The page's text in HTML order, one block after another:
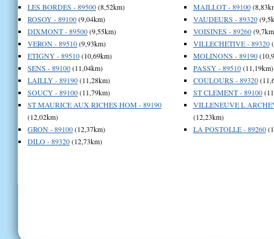
LES BORDES - 89500(8,52km)
ROSOY - 89100(9,04km)
DIXMONT - 89500(9,55km)
VERON - 89510(9,93km)
ETIGNY - 89510(10,69km)
SENS - 89100(11,04km)
LAILLY - 89190(11,28km)
SOUCY - 89100(11,79km)
ST MAURICE AUX RICHES HOM - 89190
(12,02km)
GRON - 89100(12,37km)
DILO - 89320(12,73km)
MAILLOT - 89100
VAUDEURS - 89320
VOISINES - 89260
VILLECHETIVE - 89320
MOLINONS - 89190
PASSY - 89510(11,19km)
COULOURS - 89320
ST CLEMENT - 89100
VILLENEUVE L
(12,23km)
LA POSTOLLE - 89260